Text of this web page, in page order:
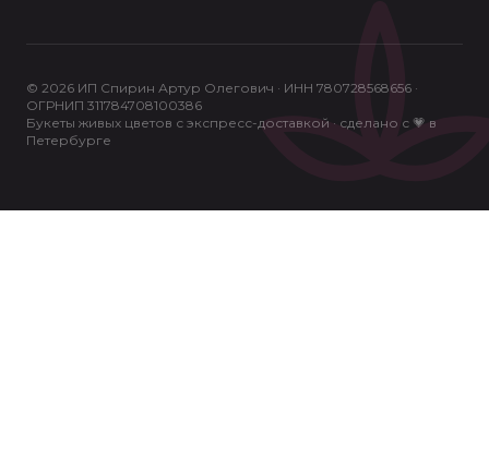
© 2026 ИП Спирин Артур Олегович · ИНН 780728568656 ·
ОГРНИП 311784708100386
Букеты живых цветов с экспресс-доставкой · сделано с 💗 в
Петербурге